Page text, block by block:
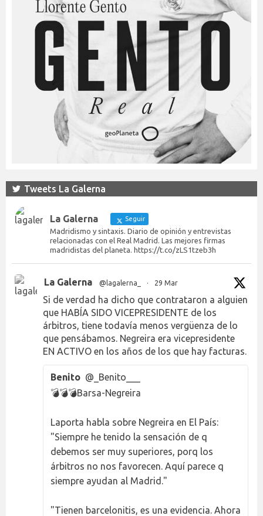
Tweets La Galerna
La Galerna Seguir
Madridismo y sintaxis. Diario de opinión y entrevistas
relacionadas con el Real Madrid. Las mejores firmas
madridistas del planeta. https://t.co/zLS1tzeb3h
La Galerna @lagalerna_ · 29 Mar
Si de verdad ha dicho que contrataron a alguien
que HABÍA SIDO VICEPRESIDENTE de los
árbitros, tiene todavía menos vergüenza de lo
que pensábamos. Negreira era vicepresidente
EN ACTIVO en los años de los que hay facturas.
Benito @_Benito___
💣💣💣Barsa-Negreira
Laporta habla sobre Negreira en El País:
"Siempre he tenido la sensación de q
debemos ser muy superiores, porq los
árbitros no nos favorecen. Aquí parece q
siempre ayudan al Madrid."
"Tienen barcelonitis, es una evidencia. Ahora